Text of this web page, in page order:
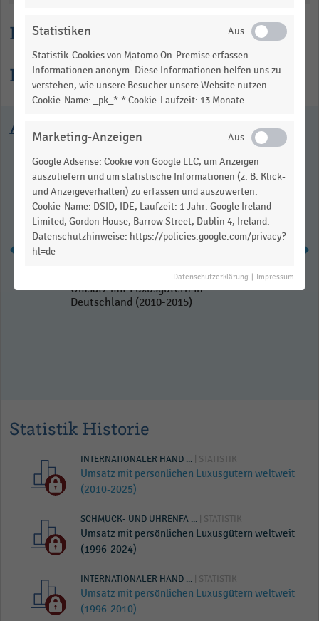
Lesehilfe
Informationen zur Statistik
Ausgewählte Statistiken
Umsatz mit Luxusgütern in
Deutschland (2010-2015)
Statistik Historie
INTERNATIONALER HAND ... | STATISTIK
Umsatz mit persönlichen Luxusgütern weltweit
(2010-2025)
SCHMUCK- UND UHRENFA ... | STATISTIK
Umsatz mit persönlichen Luxusgütern weltweit
(1996-2024)
INTERNATIONALER HAND ... | STATISTIK
Umsatz mit persönlichen Luxusgütern weltweit
(1996-2010)
Statistiken
Statistik-Cookies von Matomo On-Premise erfassen
Informationen anonym. Diese Informationen helfen uns zu
verstehen, wie unsere Besucher unsere Website nutzen.
Cookie-Name: _pk_*.* Cookie-Laufzeit: 13 Monate
Marketing-Anzeigen
Google Adsense: Cookie von Google LLC, um Anzeigen
auszuliefern und um statistische Informationen (z. B. Klick-
und Anzeigeverhalten) zu erfassen und auszuwerten.
Cookie-Name: DSID, IDE, Laufzeit: 1 Jahr. Google Ireland
Limited, Gordon House, Barrow Street, Dublin 4, Ireland.
Datenschutzhinweise: https://policies.google.com/privacy?
hl=de
Datenschutzerklärung Impressum